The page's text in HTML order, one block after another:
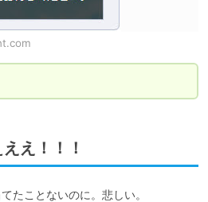
え！！！
たことないのに。悲しい。